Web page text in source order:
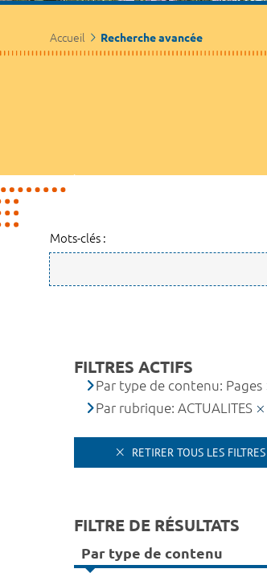
Accueil Recherche avancée
Mots-clés :
FILTRES ACTIFS
Par type de contenu: Pages
Par rubrique: ACTUALITES
RETIRER TOUS LES FILTRES
FILTRE DE RÉSULTATS
Par type de contenu